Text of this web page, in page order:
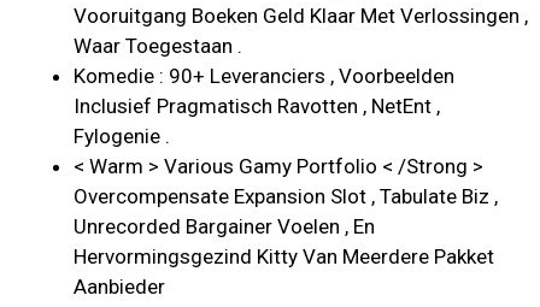
Vooruitgang Boeken Geld Klaar Met Verlossingen ,
Waar Toegestaan .
Komedie : 90+ Leveranciers , Voorbeelden
Inclusief Pragmatisch Ravotten , NetEnt ,
Fylogenie .
< Warm > Various Gamy Portfolio < /Strong >
Overcompensate Expansion Slot , Tabulate Biz ,
Unrecorded Bargainer Voelen , En
Hervormingsgezind Kitty Van Meerdere Pakket
Aanbieder